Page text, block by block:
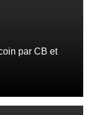
par CB et